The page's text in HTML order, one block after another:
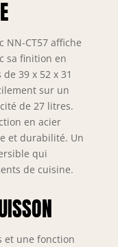
NN-CT57 affiche
sa finition en
39 x 52 x 31
sur un
de 27 litres.
en acier
et durabilité. Un
qui
de cuisine.
et une fonction